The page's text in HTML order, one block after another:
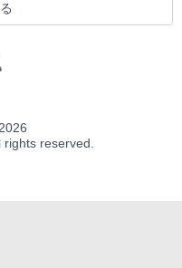
2026
reserved.